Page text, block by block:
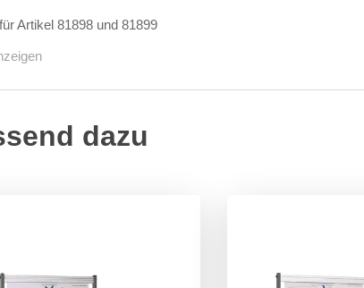
Artikel 81898 und 81899
dazu